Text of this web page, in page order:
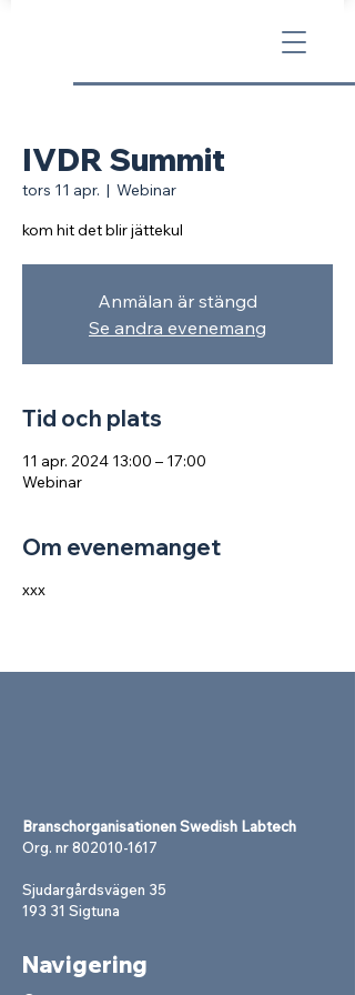
IVDR Summit
tors 11 apr.
  |
Webinar
kom hit det blir jättekul
Anmälan är stängd
Se andra evenemang
Tid och plats
11 apr. 2024 13:00 – 17:00
Webinar
Om evenemanget
xxx
Branschorganisationen Swedish Labtech
Org. nr802010-1617
Sjudargårdsvägen 35
193 31 Sigtuna
Navigering